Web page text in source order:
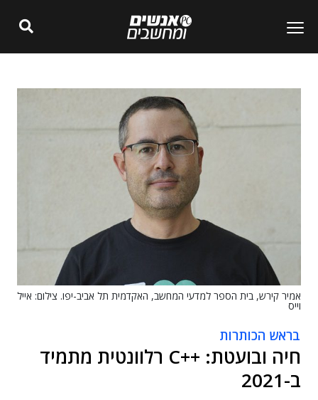
אמיר קירש, בית הספר למדעי המחשב, האקדמית תל אביב-יפו. צילום: אייל
וייס
בראש הכותרות
חיה ובועטת: ++C רלוונטית מתמיד
ב-2021